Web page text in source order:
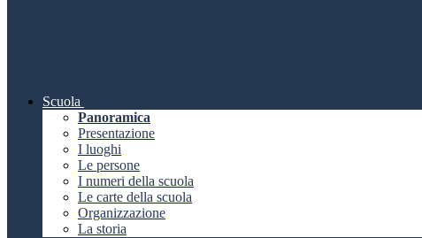
Scuola
Panoramica
Presentazione
I luoghi
Le persone
I numeri della scuola
Le carte della scuola
Organizzazione
La storia